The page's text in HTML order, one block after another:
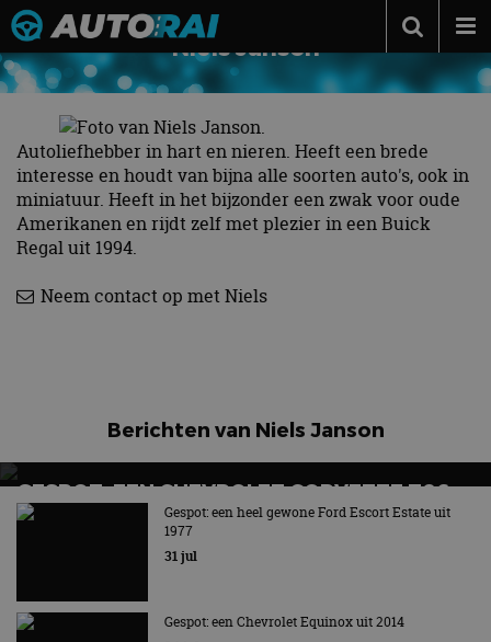
Autonieuws
Podcast
Autotests
Automerken
Adverteren
Niels Janson
Autoliefhebber in hart en nieren. Heeft een brede
interesse en houdt van bijna alle soorten auto's, ook in
miniatuur. Heeft in het bijzonder een zwak voor oude
Amerikanen en rijdt zelf met plezier in een Buick
Regal uit 1994.
Neem contact op met Niels
Berichten van Niels Janson
GESPOT: EEN CHEVROLET CORVETTE Z06
Little red CorvetteGespot: een heel gewone Ford Escort Estate uit
1977
31 jul
Gespot: een Chevrolet Equinox uit 2014